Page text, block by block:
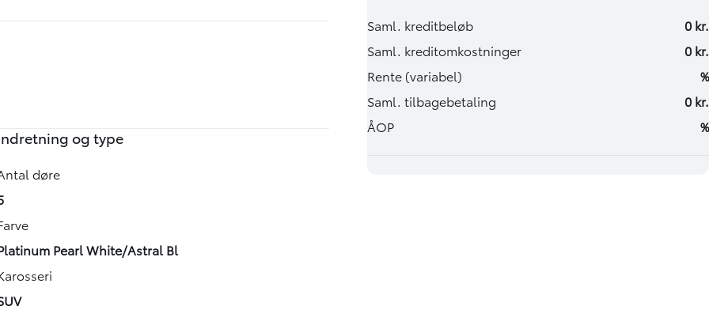
og type
døre
Pearl White/Astral Bl